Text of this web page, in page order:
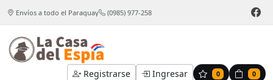
Envíos a todo el Paraguay (0985) 977-258
Registrarse Ingresar 0 0